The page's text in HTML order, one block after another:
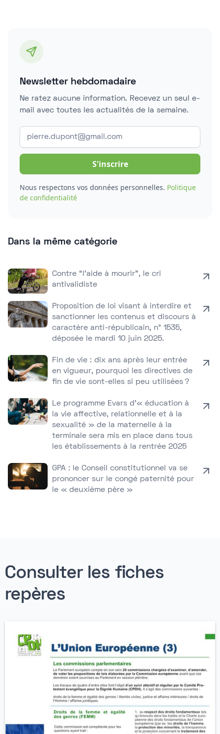
Newsletter hebdomadaire
Ne ratez aucune information. Recevez un seul e-
mail avec toutes les actualités de la semaine.
Nous respectons vos données personnelles. Politique
de confidentialité
Dans la même catégorie
Contre “l’aide à mourir”, le cri
antivalidiste
Proposition de loi visant à interdire et
sanctionner les contenus et discours à
caractère anti-républicain, n° 1535,
déposée le mardi 10 juin 2025.
Fin de vie : dix ans après leur entrée
en vigueur, pourquoi les directives de
fin de vie sont-elles si peu utilisées ?
Le programme Evars d’« éducation à
la vie affective, relationnelle et à la
sexualité » de la maternelle à la
terminale sera mis en place dans tous
les établissements à la rentrée 2025
GPA : le Conseil constitutionnel va se
prononcer sur le congé paternité pour
le « deuxième père »
Consulter les fiches
repères